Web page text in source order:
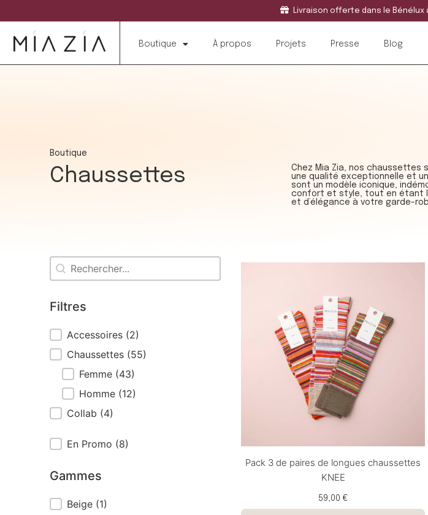
Livraison offerte dans le Bénélux
Boutique À propos Projets Presse Blog
Boutique
Chaussettes
Chez Mia Zia, nos chaussettes
une qualité exceptionnelle et
sont un modèle iconique,
confort et style, tout en étant
et d’élégance à votre garde-
Recherche
Rechercher
Filtres
FiltresAccessoires (2)
Chaussettes (55)
Femme (43)
Homme (12)
Collab (4)
OutletEn Promo (8)
Gammes
Gammes
Beige (1)
Pack 3 de paires de longues chaussettes
KNEE
59,00 €